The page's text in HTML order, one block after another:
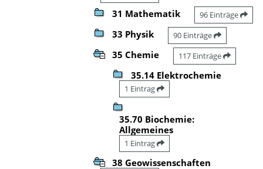
31 Mathematik 96 Einträge
33 Physik 90 Einträge
35 Chemie 117 Einträge
35.14 Elektrochemie
1 Eintrag
35.70 Biochemie:
Allgemeines
1 Eintrag
38 Geowissenschaften